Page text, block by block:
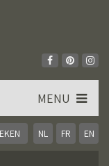
NL FR EN
MENU